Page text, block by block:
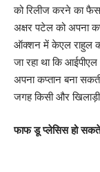
को रिलीज करने का
अक्षर पटेल को अपना
ऑक्शन में केएल राहुल
जा रहा था कि
अपना कप्तान बना
जगह किसी और
फाफ डू प्लेसिस हो